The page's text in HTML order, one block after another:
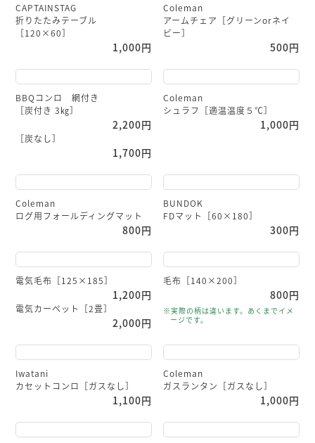
CAPTAINSTAG
折りたたみテーブル
［120×60］
1,000円
Coleman
アームチェア［グリーンorネイ
ビー］
500円
BBQコンロ 網付き
［炭付き 3㎏］
2,200円
［炭なし］
1,700円
Coleman
シュラフ［適温温度５℃］
1,000円
Coleman
ログ用フォールディングマット
800円
BUNDOK
FDマット［60×180］
300円
電気毛布［125×185］
1,200円
電気カーペット［2畳］
2,000円
毛布［140×200］
800円
※実際の柄は違います。あくまでイメ
ージです。
Iwatani
カセットコンロ［ガスなし］
1,100円
Coleman
ガスランタン［ガスなし］
1,000円